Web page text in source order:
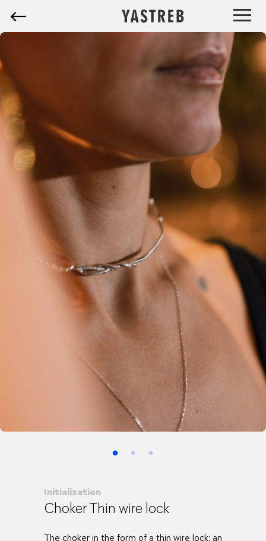
Initialization
Choker Thin wire lock
The choker in the form of a thin wire lock: an